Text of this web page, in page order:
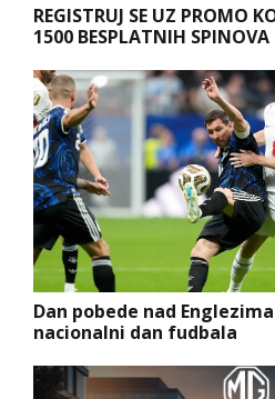
REGISTRUJ SE UZ PROMO
1500 BESPLATNIH SPINOVA
Dan pobede nad
nacionalni dan fudbala